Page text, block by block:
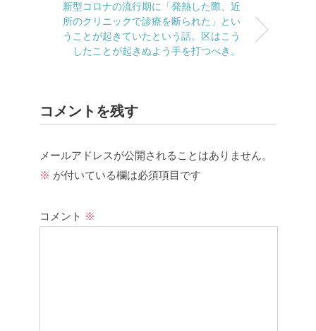
新型コロナの流行期に「発熱した際、近
所のクリニックで診療を断られた」とい
うことが起きていたという話。区はこう
したことが起きぬよう手を打つべき。
コメントを残す
メールアドレスが公開されることはありません。
※ が付いている欄は必須項目です
コメント ※